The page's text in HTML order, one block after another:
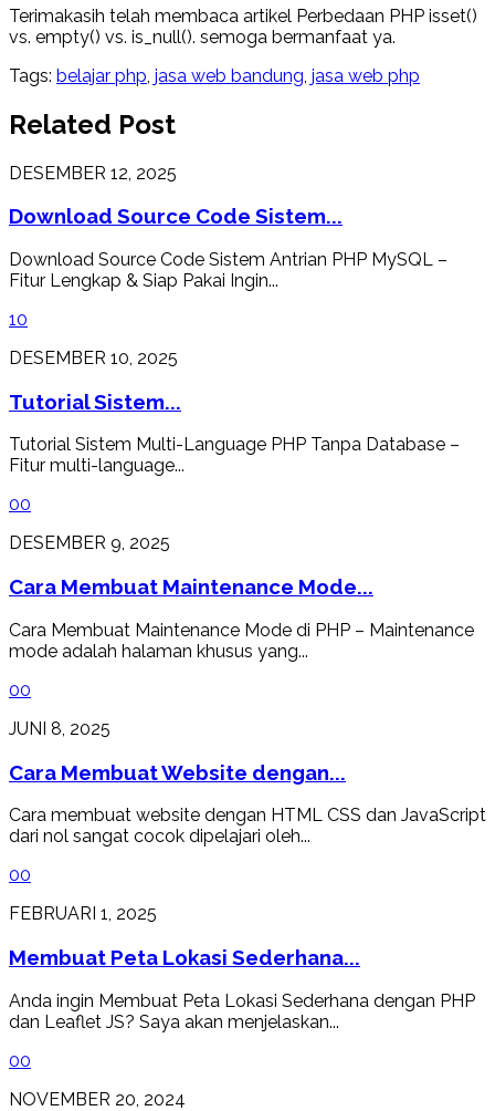
Terimakasih telah membaca artikel Perbedaan PHP isset()
vs. empty() vs. is_null(). semoga bermanfaat ya.
Tags: belajar php jasa web bandung jasa web php
Related Post
DESEMBER 12, 2025
Download Source Code Sistem...
Download Source Code Sistem Antrian PHP MySQL –
Fitur Lengkap & Siap Pakai Ingin...
10
DESEMBER 10, 2025
Tutorial Sistem...
Tutorial Sistem Multi-Language PHP Tanpa Database –
Fitur multi-language...
00
DESEMBER 9, 2025
Cara Membuat Maintenance Mode...
Cara Membuat Maintenance Mode di PHP – Maintenance
mode adalah halaman khusus yang...
00
JUNI 8, 2025
Cara Membuat Website dengan...
Cara membuat website dengan HTML CSS dan JavaScript
dari nol sangat cocok dipelajari oleh...
00
FEBRUARI 1, 2025
Membuat Peta Lokasi Sederhana...
Anda ingin Membuat Peta Lokasi Sederhana dengan PHP
dan Leaflet JS? Saya akan menjelaskan...
00
NOVEMBER 20, 2024